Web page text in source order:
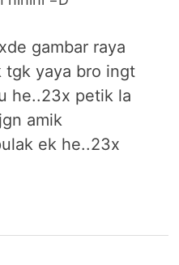
gambar raya
yaya bro ingt
he..23x petik la
amik
ek he..23x